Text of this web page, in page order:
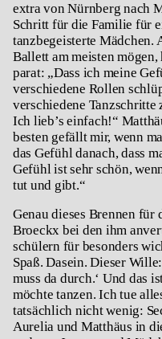
extra von Nürnberg nach
Schritt für die Familie für
tanzbegeisterte Mädchen.
Ballett am meisten
parat: „Dass ich meine
verschiedene Rollen
verschiedene Tanzschritte
Ich lieb’s einfach!“
besten gefällt mir, wenn
das Gefühl danach, dass
Gefühl ist sehr schön,
tut und gibt.“
Genau dieses Brennen für
Broeckx bei den ihm
schülern für besonders
Spaß. Dasein. Dieser
muss da durch.‘ Und das
möchte tanzen. Ich tue
tatsächlich nicht wenig:
Aurelia und Matthäus in